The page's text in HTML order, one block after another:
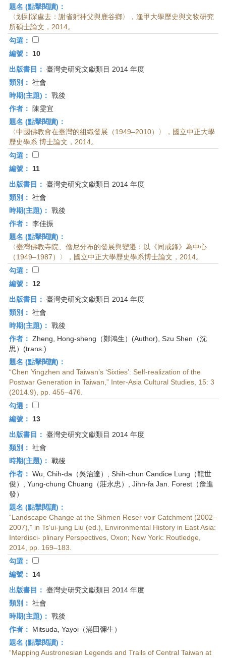
題名 (點擊閱讀)：
〈划到深處去：謝省躬神父與鹿谷鄉〉，逢甲大學歷史與文物研究
所碩士論文，2014。
勾選：
編號：
10
出版書目： 臺灣史研究文獻類目 2014 年度
類別： 社會
時期(主題)： 戰後
作者：
陳雯宜
題名 (點擊閱讀)：
〈中國佛教會在臺灣的組織發展（1949–2010）〉，國立中正大學
歷史學系 博士論文，2014。
勾選：
編號：
11
出版書目： 臺灣史研究文獻類目 2014 年度
類別： 社會
時期(主題)： 戰後
作者： 李佳振
題名 (點擊閱讀)：
〈臺灣佛教寺院、僧尼分布的發展與變遷：以《同戒錄》為中心
（1949–1987）〉，國立中正大學歷史學系博士論文，2014。
勾選：
編號：
12
出版書目： 臺灣史研究文獻類目 2014 年度
類別： 社會
時期(主題)： 戰後
作者： Zheng, Hong-sheng（鄭鴻生）(Author), Szu Shen（沈
思）(trans.)
題名 (點擊閱讀)：
“Chen Yingzhen and Taiwan’s ‘Sixties’: Self-realization of the
Postwar Generation in Taiwan,” Inter-Asia Cultural Studies, 15: 3
(2014.9), pp. 455–476.
勾選：
編號：
13
出版書目： 臺灣史研究文獻類目 2014 年度
類別： 社會
時期(主題)： 戰後
作者： Wu, Chih-da（吳治達）, Shih-chun Candice Lung（龍世
俊）, Yung-chung Chuang（莊永忠）, Jihn-fa Jan. Forest（詹進
發）
題名 (點擊閱讀)：
“Landscape Change at the Sihmen Reser voir Catchment (2002–
2007),” in Ts‘ui-jung Liu (ed.), Environmental History in East Asia:
Interdisci- plinary Perspectives, Oxon; New York: Routledge,
2014, pp. 169–183.
勾選：
編號：
14
出版書目： 臺灣史研究文獻類目 2014 年度
類別： 社會
時期(主題)： 戰後
作者：
Mitsuda, Yayoi（滿田彌生）
題名 (點擊閱讀)：
“Mapping Austronesian Legends and Trails of Central Taiwan at